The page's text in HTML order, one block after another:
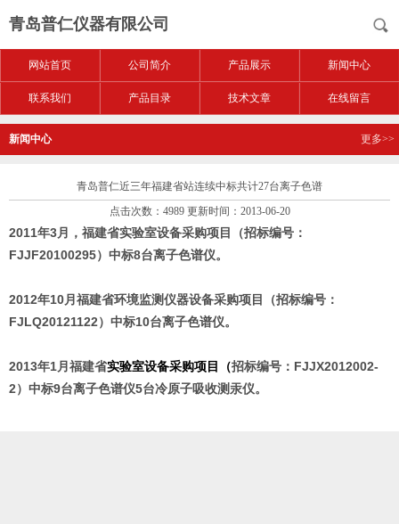
青岛普仁仪器有限公司
网站首页 公司简介 产品展示 新闻中心
联系我们 产品目录 技术文章 在线留言
新闻中心 更多>>
青岛普仁近三年福建省站连续中标共计27台离子色谱
点击次数：4989 更新时间：2013-06-20
2011年3月，福建省实验室设备采购项目（招标编号：
FJJF20100295）中标8台离子色谱仪。
2012年10月福建省环境监测仪器设备采购项目（招标编号：
FJLQ20121122）中标10台离子色谱仪。
2013年1月福建省实验室设备采购项目（招标编号：FJJX2012002-
2）中标9台离子色谱仪5台冷原子吸收测汞仪。